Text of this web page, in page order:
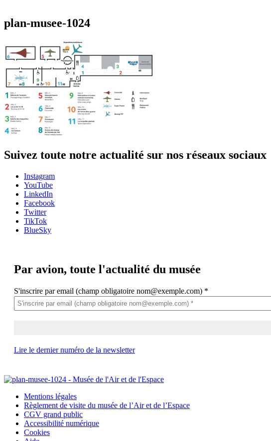
plan-musee-1024
Suivez toute notre actualité sur nos réseaux sociaux
Instagram
YouTube
LinkedIn
Facebook
Twitter
TikTok
BlueSky
Par avion, toute l'actualité du musée
S'inscrire par email (champ obligatoire nom@exemple.com) *
Lire le dernier numéro de la newsletter
Mentions légales
Règlement de visite du musée de l’Air et de l’Espace
CGV grand public
Accessibilité numérique
Cookies